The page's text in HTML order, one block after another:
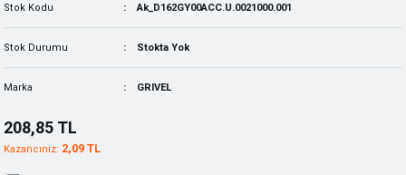
Stok Kodu Ak_D162GY00ACC.U.0021000.001
Stok Durumu Stokta Yok
Marka GRIVEL
208,85 TL
Kazancınız: 2,09 TL